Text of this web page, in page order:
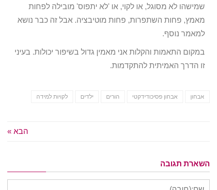
שמישהו לא מסוגל, או לקוי, או 'לא יתפוס' מובילה לפחות
מאמץ, פחות השתפרות, פחות מוטיבציה. אבל זה כבר נושא
למאמר נוסף.
במקום התאמות והקלות אני מאמין גדול בשיפור יכולות. בעיני
זו הדרך האמיתית להתקדמות.
אבחון אבחון פסיכודידקטי הורים ילדים לקויות למידה
הבא »
השארת תגובה